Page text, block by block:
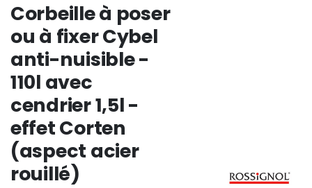
Corbeille à poser
ou à fixer Cybel
anti-nuisible -
110l avec
cendrier 1,5l -
effet Corten
(aspect acier
rouillé)